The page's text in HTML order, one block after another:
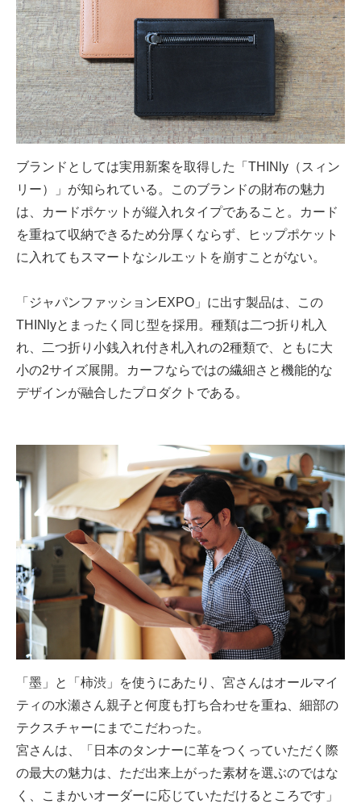
ブランドとしては実用新案を取得した「THINly（スィン
リー）」が知られている。このブランドの財布の魅力
は、カードポケットが縦入れタイプであること。カード
を重ねて収納できるため分厚くならず、ヒップポケット
に入れてもスマートなシルエットを崩すことがない。
「ジャパンファッションEXPO」に出す製品は、この
THINlyとまったく同じ型を採用。種類は二つ折り札入
れ、二つ折り小銭入れ付き札入れの2種類で、ともに大
小の2サイズ展開。カーフならではの繊細さと機能的な
デザインが融合したプロダクトである。
「墨」と「柿渋」を使うにあたり、宮さんはオールマイ
ティの水瀬さん親子と何度も打ち合わせを重ね、細部の
テクスチャーにまでこだわった。
宮さんは、「日本のタンナーに革をつくっていただく際
の最大の魅力は、ただ出来上がった素材を選ぶのではな
く、こまかいオーダーに応じていただけるところです」